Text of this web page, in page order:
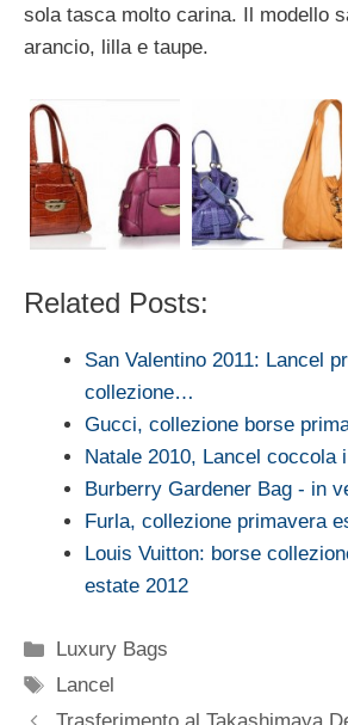
sola tasca molto carina. Il modello
arancio, lilla e taupe.
Related Posts:
San Valentino 2011: Lancel
collezione…
Gucci, collezione borse
Natale 2010, Lancel coccola
Burberry Gardener Bag - in
Furla, collezione primavera
Louis Vuitton: borse
estate 2012
Categorie
Luxury Bags
Tag
Lancel